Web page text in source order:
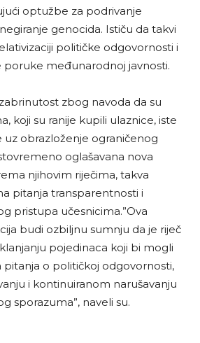
optužbe za podrivanje
genocida. Ističu da takvi
političke odgovornosti i
međunarodnoj javnosti.
zbog navoda da su
koji su ranije kupili ulaznice, iste
obrazloženje ograničenog
oglašavana nova
njihovim riječima, takva
pitanja transparentnosti i
pristupa učesnicima.”Ova
budi ozbiljnu sumnju da je riječ
pojedinaca koji bi mogli
o političkoj odgovornosti,
i kontinuiranom narušavanju
sporazuma”, naveli su.